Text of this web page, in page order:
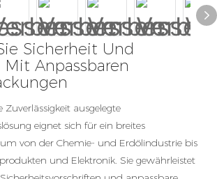
Sicherheit Und
Anpassbaren
Zuverlässigkeit ausgelegte
eignet sich für ein breites
von der Chemie- und Erdölindustrie bis
und Elektronik. Sie gewährleistet